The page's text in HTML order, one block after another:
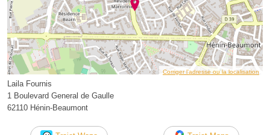
Corriger l’adresse ou la localisation
Laila Fournis
1 Boulevard General de Gaulle
62110 Hénin-Beaumont